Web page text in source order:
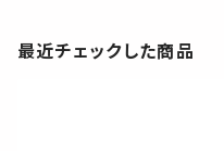
最近チェックした商品